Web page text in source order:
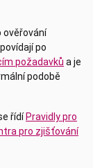
ověřování
po
požadavků a je
podobě
řídí Pravidly pro
pro zjišťování